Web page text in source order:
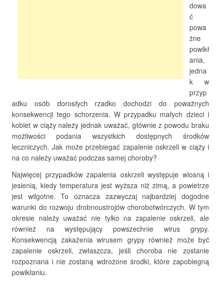
dowa
ć
powa
żne
powikł
ania,
jedna
k w
przyp
adku osób dorosłych rzadko dochodzi do poważnych
konsekwencji tego schorzenia. W przypadku małych dzieci i
kobiet w ciąży należy jednak uważać, głównie z powodu braku
możliwości podania wszystkich dostępnych środków
leczniczych. Jak może przebiegać zapalenie oskrzeli w ciąży i
na co należy uważać podczas samej choroby?
Najwięcej przypadków zapalenia oskrzeli występuje wiosną i
jesienią, kiedy temperatura jest wyższa niż zimą, a powietrze
jest wilgotne. To oznacza zazwyczaj najbardziej dogodne
warunki do rozwoju drobnoustrojów chorobotwórczych. W tym
okresie należy uważać nie tylko na zapalenie oskrzeli, ale
również na występujący powszechnie wirus grypy.
Konsekwencją zakażenia wirusem grypy również może być
zapalenie oskrzeli, zwłaszcza, jeśli choroba nie zostanie
rozpoznana i nie zostaną wdrożone środki, które zapobiegną
powikłaniu.